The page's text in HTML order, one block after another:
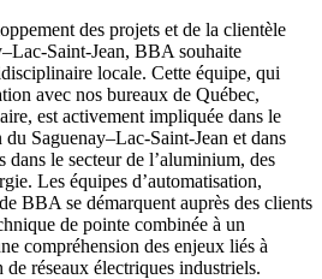
des projets et de la clientèle
Saint-Jean, BBA souhaite
locale. Cette équipe, qui
avec nos bureaux de Québec,
est activement impliquée dans le
Saguenay–Lac-Saint-Jean et dans
dans le secteur de l’aluminium, des
Les équipes d’automatisation,
BBA se démarquent auprès des clients
de pointe combinée à un
compréhension des enjeux liés à
réseaux électriques industriels.